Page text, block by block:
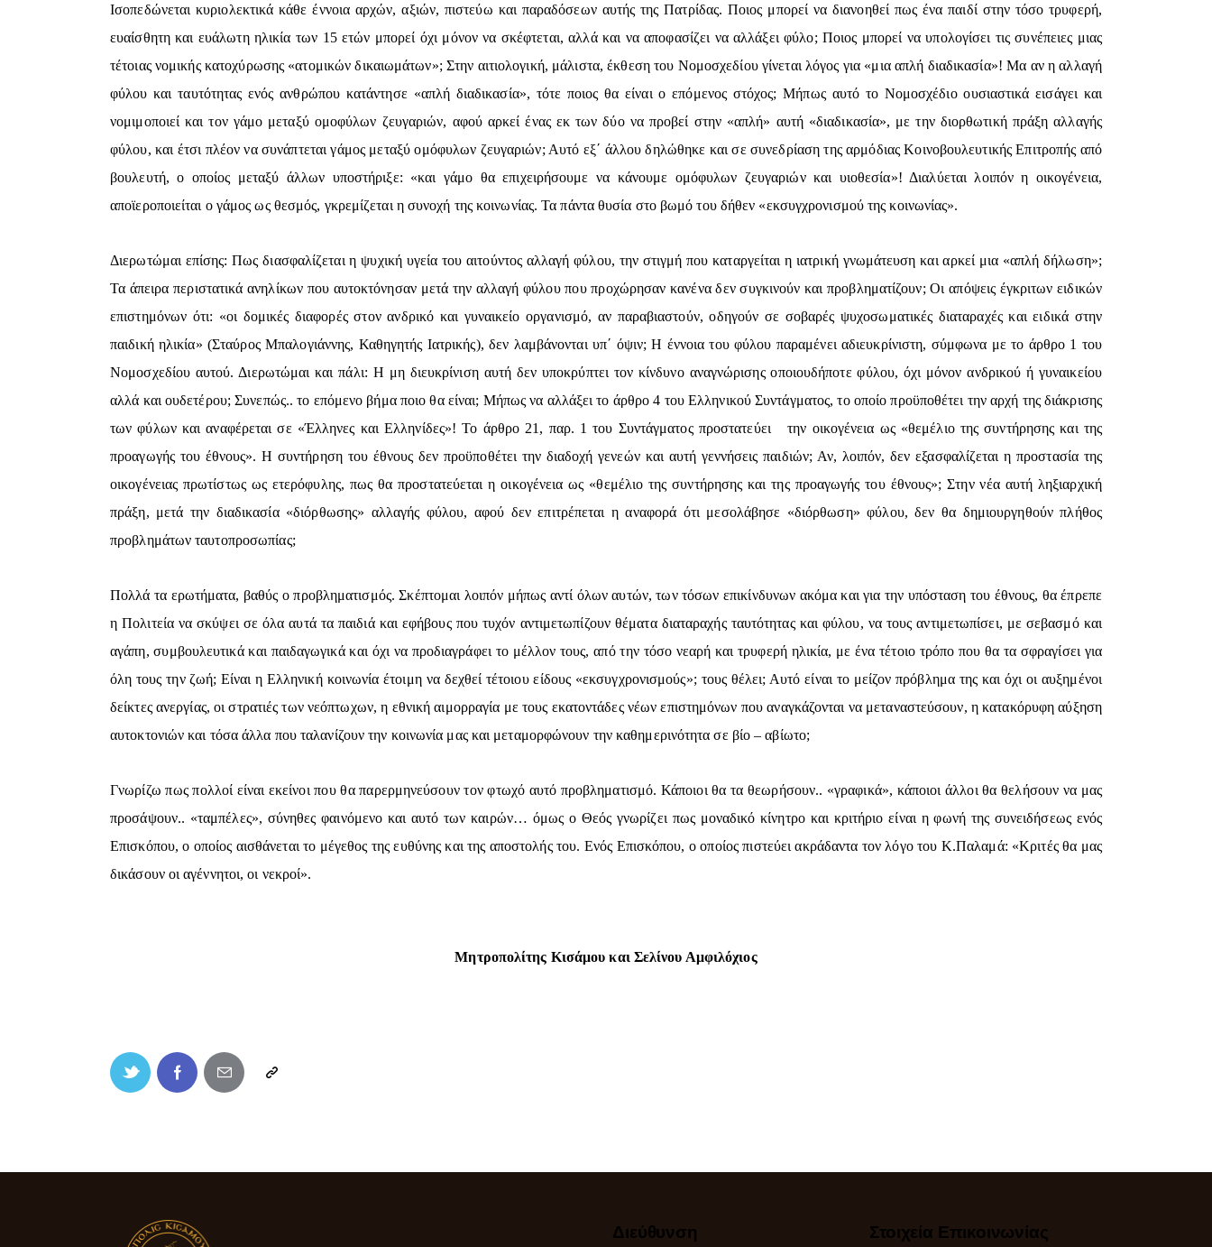
Ισοπεδώνεται κυριολεκτικά κάθε έννοια αρχών, αξιών, πιστεύω και παραδόσεων αυτής της Πατρίδας. Ποιος μπορεί να διανοηθεί πως ένα παιδί στην τόσο τρυφερή,
ευαίσθητη και ευάλωτη ηλικία των 15 ετών μπορεί όχι μόνον να σκέφτεται, αλλά και να αποφασίζει να αλλάξει φύλο; Ποιος μπορεί να υπολογίσει τις συνέπειες μιας
τέτοιας νομικής κατοχύρωσης «ατομικών δικαιωμάτων»; Στην αιτιολογική, μάλιστα, έκθεση του Νομοσχεδίου γίνεται λόγος για «μια απλή διαδικασία»! Μα αν η αλλαγή
φύλου και ταυτότητας ενός ανθρώπου κατάντησε «απλή διαδικασία», τότε ποιος θα είναι ο επόμενος στόχος; Μήπως αυτό το Νομοσχέδιο ουσιαστικά εισάγει και
νομιμοποιεί και τον γάμο μεταξύ ομοφύλων ζευγαριών, αφού αρκεί ένας εκ των δύο να προβεί στην «απλή» αυτή «διαδικασία», με την διορθωτική πράξη αλλαγής
φύλου, και έτσι πλέον να συνάπτεται γάμος μεταξύ ομόφυλων ζευγαριών; Αυτό εξ΄ άλλου δηλώθηκε και σε συνεδρίαση της αρμόδιας Κοινοβουλευτικής Επιτροπής από
βουλευτή, ο οποίος μεταξύ άλλων υποστήριξε: «και γάμο θα επιχειρήσουμε να κάνουμε ομόφυλων ζευγαριών και υιοθεσία»! Διαλύεται λοιπόν η οικογένεια,
αποϊεροποιείται ο γάμος ως θεσμός, γκρεμίζεται η συνοχή της κοινωνίας. Τα πάντα θυσία στο βωμό του δήθεν «εκσυγχρονισμού της κοινωνίας».
Διερωτώμαι επίσης: Πως διασφαλίζεται η ψυχική υγεία του αιτούντος αλλαγή φύλου, την στιγμή που καταργείται η ιατρική γνωμάτευση και αρκεί μια «απλή δήλωση»;
Τα άπειρα περιστατικά ανηλίκων που αυτοκτόνησαν μετά την αλλαγή φύλου που προχώρησαν κανένα δεν συγκινούν και προβληματίζουν; Οι απόψεις έγκριτων ειδικών
επιστημόνων ότι: «οι δομικές διαφορές στον ανδρικό και γυναικείο οργανισμό, αν παραβιαστούν, οδηγούν σε σοβαρές ψυχοσωματικές διαταραχές και ειδικά στην
παιδική ηλικία» (Σταύρος Μπαλογιάννης, Καθηγητής Ιατρικής), δεν λαμβάνονται υπ΄ όψιν; Η έννοια του φύλου παραμένει αδιευκρίνιστη, σύμφωνα με το άρθρο 1 του
Νομοσχεδίου αυτού. Διερωτώμαι και πάλι: Η μη διευκρίνιση αυτή δεν υποκρύπτει τον κίνδυνο αναγνώρισης οποιουδήποτε φύλου, όχι μόνον ανδρικού ή γυναικείου
αλλά και ουδετέρου; Συνεπώς.. το επόμενο βήμα ποιο θα είναι; Μήπως να αλλάξει το άρθρο 4 του Ελληνικού Συντάγματος, το οποίο προϋποθέτει την αρχή της διάκρισης
των φύλων και αναφέρεται σε «Έλληνες και Ελληνίδες»! Το άρθρο 21, παρ. 1 του Συντάγματος προστατεύει την οικογένεια ως «θεμέλιο της συντήρησης και της
προαγωγής του έθνους». Η συντήρηση του έθνους δεν προϋποθέτει την διαδοχή γενεών και αυτή γεννήσεις παιδιών; Αν, λοιπόν, δεν εξασφαλίζεται η προστασία της
οικογένειας πρωτίστως ως ετερόφυλης, πως θα προστατεύεται η οικογένεια ως «θεμέλιο της συντήρησης και της προαγωγής του έθνους»; Στην νέα αυτή ληξιαρχική
πράξη, μετά την διαδικασία «διόρθωσης» αλλαγής φύλου, αφού δεν επιτρέπεται η αναφορά ότι μεσολάβησε «διόρθωση» φύλου, δεν θα δημιουργηθούν πλήθος
προβλημάτων ταυτοπροσωπίας;
Πολλά τα ερωτήματα, βαθύς ο προβληματισμός. Σκέπτομαι λοιπόν μήπως αντί όλων αυτών, των τόσων επικίνδυνων ακόμα και για την υπόσταση του έθνους, θα έπρεπε
η Πολιτεία να σκύψει σε όλα αυτά τα παιδιά και εφήβους που τυχόν αντιμετωπίζουν θέματα διαταραχής ταυτότητας και φύλου, να τους αντιμετωπίσει, με σεβασμό και
αγάπη, συμβουλευτικά και παιδαγωγικά και όχι να προδιαγράφει το μέλλον τους, από την τόσο νεαρή και τρυφερή ηλικία, με ένα τέτοιο τρόπο που θα τα σφραγίσει για
όλη τους την ζωή; Είναι η Ελληνική κοινωνία έτοιμη να δεχθεί τέτοιου είδους «εκσυγχρονισμούς»; τους θέλει; Αυτό είναι το μείζον πρόβλημα της και όχι οι αυξημένοι
δείκτες ανεργίας, οι στρατιές των νεόπτωχων, η εθνική αιμορραγία με τους εκατοντάδες νέων επιστημόνων που αναγκάζονται να μεταναστεύσουν, η κατακόρυφη αύξηση
αυτοκτονιών και τόσα άλλα που ταλανίζουν την κοινωνία μας και μεταμορφώνουν την καθημερινότητα σε βίο – αβίωτο;
Γνωρίζω πως πολλοί είναι εκείνοι που θα παρερμηνεύσουν τον φτωχό αυτό προβληματισμό. Κάποιοι θα τα θεωρήσουν.. «γραφικά», κάποιοι άλλοι θα θελήσουν να μας
προσάψουν.. «ταμπέλες», σύνηθες φαινόμενο και αυτό των καιρών… όμως ο Θεός γνωρίζει πως μοναδικό κίνητρο και κριτήριο είναι η φωνή της συνειδήσεως ενός
Επισκόπου, ο οποίος αισθάνεται το μέγεθος της ευθύνης και της αποστολής του. Ενός Επισκόπου, ο οποίος πιστεύει ακράδαντα τον λόγο του Κ.Παλαμά: «Κριτές θα μας
δικάσουν οι αγέννητοι, οι νεκροί».
Μητροπολίτης Κισάμου και Σελίνου Αμφιλόχιος
Διεύθυνση Στοιχεία Επικοινωνίας